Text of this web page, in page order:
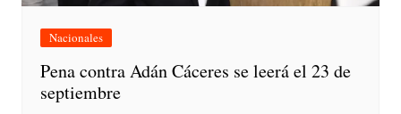
Nacionales
Pena contra Adán Cáceres se leerá el 23 de
septiembre